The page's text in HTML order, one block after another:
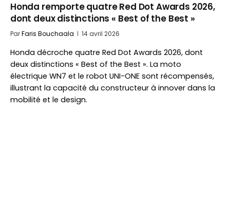
Honda remporte quatre Red Dot Awards 2026,
dont deux distinctions « Best of the Best »
ParFaris Bouchaala 14 avril 2026
Honda décroche quatre Red Dot Awards 2026, dont
deux distinctions « Best of the Best ». La moto
électrique WN7 et le robot UNI-ONE sont récompensés,
illustrant la capacité du constructeur à innover dans la
mobilité et le design.